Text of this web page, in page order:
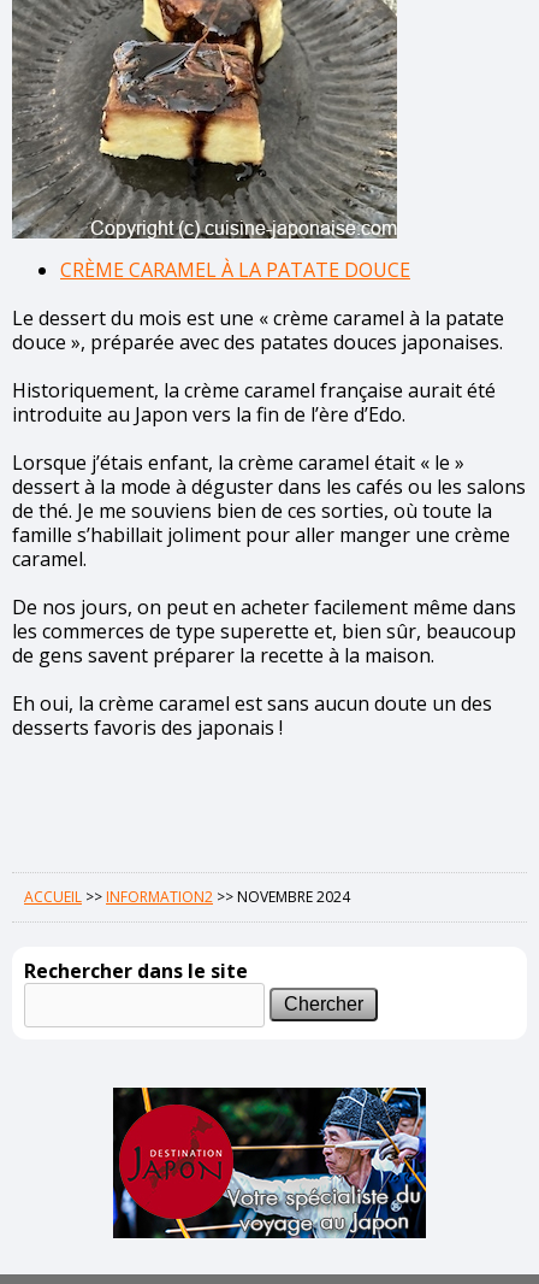
CRÈME CARAMEL À LA PATATE DOUCE
Le dessert du mois est une « crème caramel à la patate
douce », préparée avec des patates douces japonaises.
Historiquement, la crème caramel française aurait été
introduite au Japon vers la fin de l’ère d’Edo.
Lorsque j’étais enfant, la crème caramel était « le »
dessert à la mode à déguster dans les cafés ou les salons
de thé. Je me souviens bien de ces sorties, où toute la
famille s’habillait joliment pour aller manger une crème
caramel.
De nos jours, on peut en acheter facilement même dans
les commerces de type superette et, bien sûr, beaucoup
de gens savent préparer la recette à la maison.
Eh oui, la crème caramel est sans aucun doute un des
desserts favoris des japonais !
ACCUEIL >>INFORMATION2 >>NOVEMBRE 2024
Rechercher dans le site